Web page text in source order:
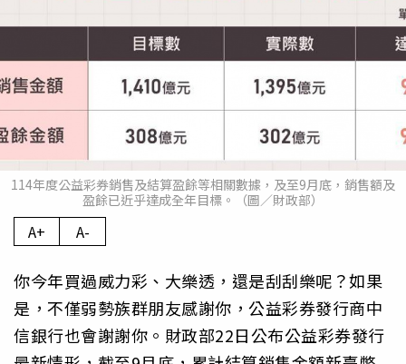
114年度公益彩券銷售及結算盈餘等相關數據，及至9月底，銷售額及
盈餘已近乎達成全年目標。（圖／財政部）
A+ A-
你今年買過威力彩、大樂透，還是刮刮樂呢？如果
是，不僅弱勢族群朋友感謝你，公益彩券發行商中
信銀行也會謝謝你。財政部22日公布公益彩券發行